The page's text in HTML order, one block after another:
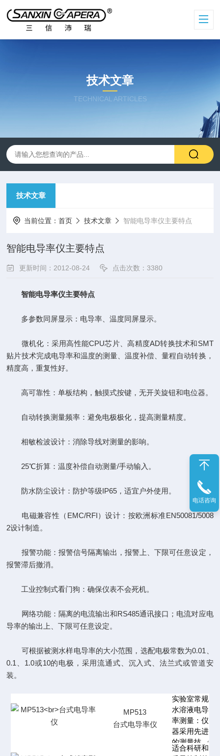
技术文章
TECHNICAL ARTICLES
技术文章
当前位置：首页 技术文章 智能电导率仪主要特点
智能电导率仪主要特点
更新时间：2012-08-24 点击次数：3380
智能电导率仪主要特点
多参数同屏显示：电导率、温度同屏显示。
微机化：采用高性能CPU芯片、高精度AD转换技术和SMT
贴片技术完成电导率和温度的测量、温度补偿、量程自动转换，
精度高，重复性好。
高可靠性：单板结构，触摸式按键，无开关旋钮和电位器。
自动转换测量频率：避免电极极化，提高测量精度。
相敏检波设计：消除导线对测量的影响。
25℃折算：温度补偿自动测量/手动输入。
防水防尘设计：防护等级IP65，适宜户外使用。
电磁兼容性（EMC/RFI）设计：按欧洲标准EN50081/5008
2设计制造。
报警功能：报警信号隔离输出，报警上、下限可任意设定，
报警滞后撤消。
工业控制式看门狗：确保仪表不会死机。
网络功能：隔离的电流输出和RS485通讯接口；电流对应电
导率的输出上、下限可任意设定。
可根据被测水样电导率的大小范围，选配电极常数为0.01、
0.1、1.0或10的电极，采用流通式、沉入式、法兰式或管道安
装。
MP513
台式电导率仪
电话咨询